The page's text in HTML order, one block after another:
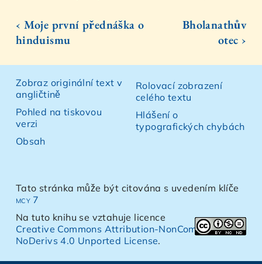
‹ Moje první přednáška o
hinduismu
Bholanathův
otec ›
Zobraz originální text v
angličtině
Pohled na tiskovou
verzi
Obsah
Rolovací zobrazení
celého textu
Hlášení o
typografických chybách
Tato stránka může být citována s uvedením klíče
mcy 7
Na tuto knihu se vztahuje licence
Creative Commons Attribution-NonCommercial-
NoDerivs 4.0 Unported License.